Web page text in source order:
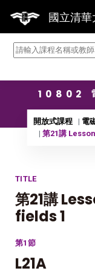
國立清
10802
開放式課程
電
第21講
TITLE
第21講
fields 1
第1節
L21A